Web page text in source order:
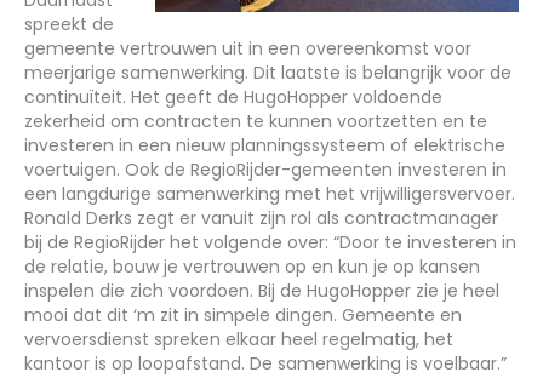
spreekt de
gemeente vertrouwen uit in een overeenkomst voor
meerjarige samenwerking. Dit laatste is belangrijk voor de
continuïteit. Het geeft de HugoHopper voldoende
zekerheid om contracten te kunnen voortzetten en te
investeren in een nieuw planningssysteem of elektrische
voertuigen. Ook de RegioRijder-gemeenten investeren in
een langdurige samenwerking met het vrijwilligersvervoer.
Ronald Derks zegt er vanuit zijn rol als contractmanager
bij de RegioRijder het volgende over: “Door te investeren in
de relatie, bouw je vertrouwen op en kun je op kansen
inspelen die zich voordoen. Bij de HugoHopper zie je heel
mooi dat dit ‘m zit in simpele dingen. Gemeente en
vervoersdienst spreken elkaar heel regelmatig, het
kantoor is op loopafstand. De samenwerking is voelbaar.”